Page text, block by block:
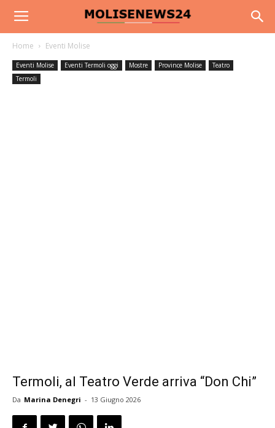
Home Eventi Molise
Eventi Molise Eventi Termoli oggi Mostre Province Molise
Teatro
Termoli
Termoli, al Teatro Verde arriva “Don Chi”
Da Marina Denegri - 13 Giugno 2026